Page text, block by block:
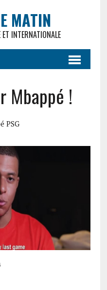
MATIN
INTERNATIONALE
Mbappé !
PSG